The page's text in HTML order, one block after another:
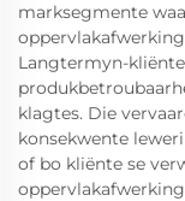
marksegmente
Langtermyn-
klagtes. Die
konsekwente
of bo kliënte se